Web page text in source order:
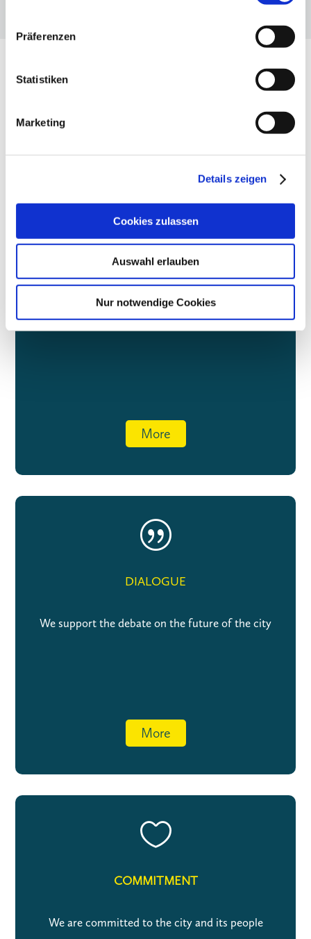
Präferenzen
Statistiken
Marketing
Details zeigen
Cookies zulassen
Auswahl erlauben
Nur notwendige Cookies

NETWORK
We bring Berlin's decision-makers together
More
|
DIALOGUE
We support the debate on the future of the city
More

COMMITMENT
We are committed to the city and its people